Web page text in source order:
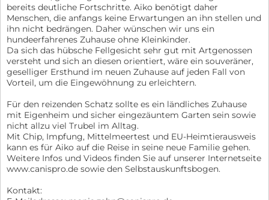
bereits deutliche Fortschritte. Aiko benötigt daher
Menschen, die anfangs keine Erwartungen an ihn stellen und
ihn nicht bedrängen. Daher wünschen wir uns ein
hundeerfahrenes Zuhause ohne Kleinkinder.
Da sich das hübsche Fellgesicht sehr gut mit Artgenossen
versteht und sich an diesen orientiert, wäre ein souveräner,
geselliger Ersthund im neuen Zuhause auf jeden Fall von
Vorteil, um die Eingewöhnung zu erleichtern.
Für den reizenden Schatz sollte es ein ländliches Zuhause
mit Eigenheim und sicher eingezäuntem Garten sein sowie
nicht allzu viel Trubel im Alltag.
Mit Chip, Impfung, Mittelmeertest und EU-Heimtierausweis
kann es für Aiko auf die Reise in seine neue Familie gehen.
Weitere Infos und Videos finden Sie auf unserer Internetseite
www.canispro.de sowie den Selbstauskunftsbogen.
Kontakt: